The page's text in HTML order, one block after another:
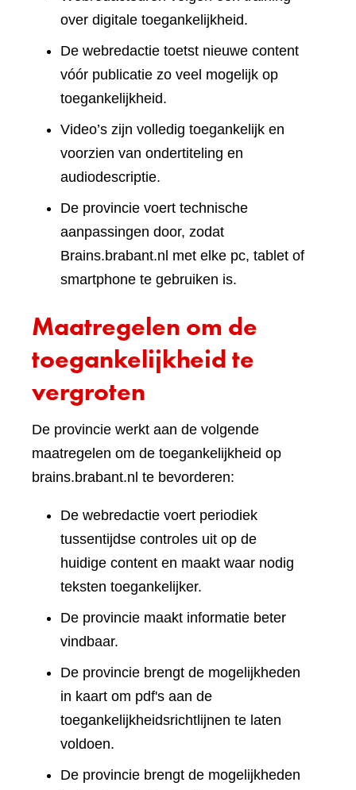
over digitale toegankelijkheid.
De webredactie toetst nieuwe content
vóór publicatie zo veel mogelijk op
toegankelijkheid.
Video’s zijn volledig toegankelijk en
voorzien van ondertiteling en
audiodescriptie.
De provincie voert technische
aanpassingen door, zodat
Brains.brabant.nl met elke pc, tablet of
smartphone te gebruiken is.
Maatregelen om de
toegankelijkheid te
vergroten
De provincie werkt aan de volgende
maatregelen om de toegankelijkheid op
brains.brabant.nl te bevorderen:
De webredactie voert periodiek
tussentijdse controles uit op de
huidige content en maakt waar nodig
teksten toegankelijker.
De provincie maakt informatie beter
vindbaar.
De provincie brengt de mogelijkheden
in kaart om pdf's aan de
toegankelijkheidsrichtlijnen te laten
voldoen.
De provincie brengt de mogelijkheden